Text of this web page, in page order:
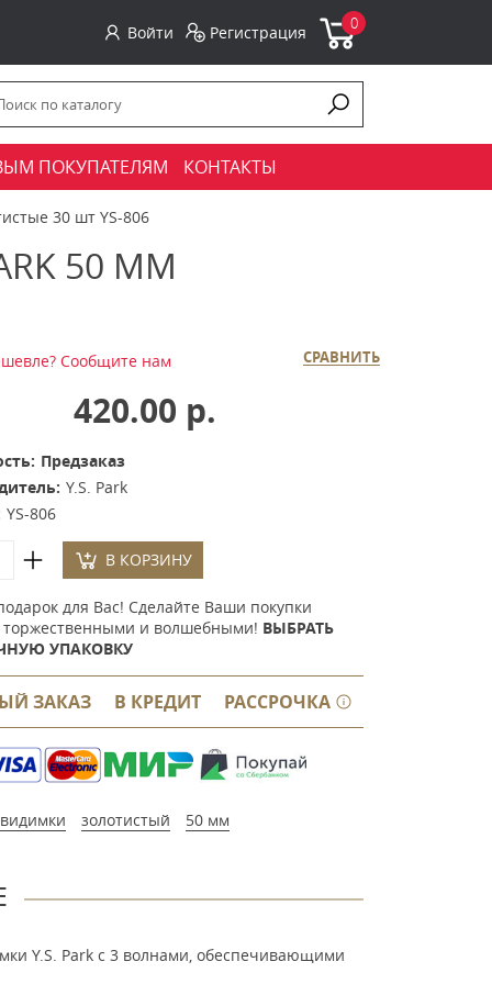
Войти Регистрация 0
ПОКУПАТЕЛЯМ КОНТАКТЫ
30 шт YS-806
50 ММ
СРАВНИТЬ
Сообщите нам
420.00 р.
Предзаказ
Y.S. Park
YS-806
В КОРЗИНУ
для Вас! Сделайте Ваши покупки
торжественными и волшебными! ВЫБРАТЬ
УПАКОВКУ
ЗАКАЗ В КРЕДИТ РАССРОЧКА
золотистый 50 мм
Y.S. Park c 3 волнами, обеспечивающими